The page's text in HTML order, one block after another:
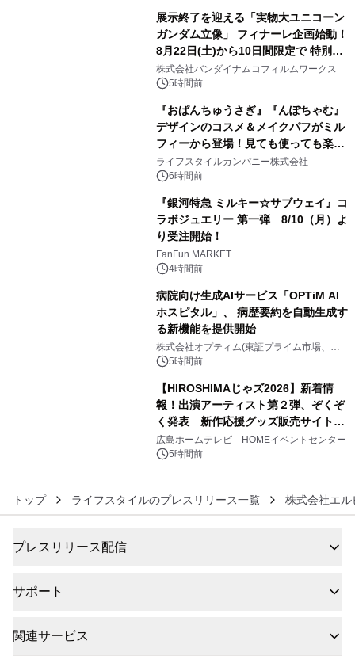
展示終了を迎える「実物大ユニコーン
ガンダム立像」 フィナーレ企画始動！
8月22日(土)から10日間限定で 特別映
像『UNICORN GUNDAM Statue ―
BEYOND POSSIBILITY ―』を上映！
株式会社バンダイナムコフィルムワークス
5時間前
『おぱんちゅうさぎ』『んぽちゃむ』
デザインのコスメ＆メイクパフがミル
フィーから登場！見ても使っても楽し
い、ポップでキュートなコレクショ
ン。
ライフスタイルカンパニー株式会社
6時間前
『銀河特急 ミルキー☆サブウェイ』コ
ラボジュエリー 第一弾 8/10（月）よ
り受注開始！
FanFun MARKET
4時間前
病院向け生成AIサービス「OPTiM AI
ホスピタル」、 病歴要約を自動生成す
る新機能を提供開始
株式会社オプティム(東証プライム市場、コ
ード：3694)
5時間前
【HIROSHIMAじゃズ2026】新着情
報！出演アーティスト第２弾、ぞくぞ
く発表 新作応援グッズ販売サイトも
同時オープンします！
広島ホームテレビ HOMEイベントセンター
5時間前
トップ ライフスタイルのプレスリリース一覧 株式会社エル
プレスリリース配信
サポート
関連サービス